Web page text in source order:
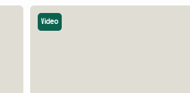
Video